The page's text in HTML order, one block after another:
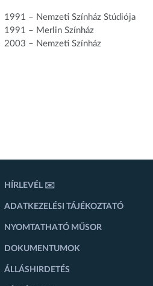
1991 – Nemzeti Színház Stúdiója
1991 – Merlin Színház
2003 – Nemzeti Színház
HÍRLEVÉL ✉️
ADATKEZELÉSI TÁJÉKOZTATÓ
NYOMTATHATÓ MŰSOR
DOKUMENTUMOK
ÁLLÁSHIRDETÉS